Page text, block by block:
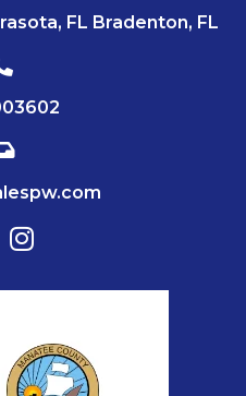
FL Bradenton, FL